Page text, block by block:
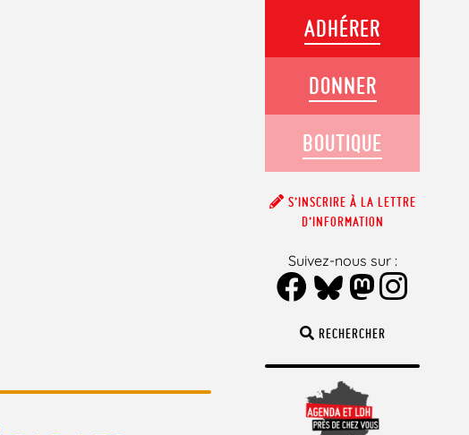
RECHERCHER
ADHÉRER
DONNER
BOUTIQUE
S’INSCRIRE À LA LETTRE
D’INFORMATION
Suivez-nous sur :